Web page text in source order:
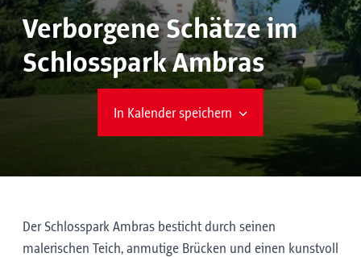
Verborgene Schätze im
Schlosspark Ambras
In Kalender speichern
Der Schlosspark Ambras besticht durch seinen
malerischen Teich, anmutige Brücken und einen kunstvoll